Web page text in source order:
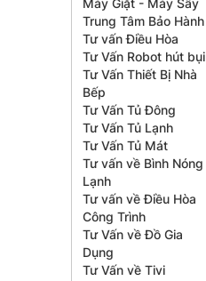
Máy Giặt - Máy Sấy
Trung Tâm Bảo Hành
Tư vấn Điều Hòa
Tư Vấn Robot hút bụi
Tư Vấn Thiết Bị Nhà
Bếp
Tư Vấn Tủ Đông
Tư Vấn Tủ Lạnh
Tư Vấn Tủ Mát
Tư vấn về Bình Nóng
Lạnh
Tư vấn về Điều Hòa
Công Trình
Tư Vấn về Đồ Gia
Dụng
Tư Vấn về Tivi